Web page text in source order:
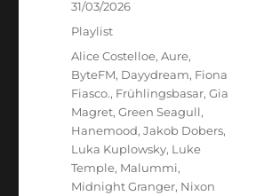
Veröffentlicht
am
31/03/2026
Kategorien
Playlist
Schlagwörter
Alice Costelloe,Aure,
ByteFM, Dayydream, Fiona
Fiasco., Frühlingsbasar,Gia
Magret,Green Seagull,
Hanemood,Jakob Dobers,
Luka Kuplowsky, Luke
Temple, Malummi,
Midnight Granger, Nixon